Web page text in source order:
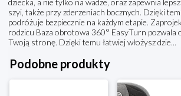
dziecka, a nie tylko na wadze, oraz zapewnia
szyi, także przy zderzeniach bocznych. Dzięki
podróżuje bezpiecznie na każdym etapie.
rodzicu Baza obrotowa 360° EasyTurn pozwala
Twoją stronę. Dzięki temu łatwiej włożysz dzie...
Podobne produkty